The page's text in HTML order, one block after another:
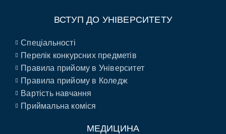
ВСТУП ДО УНІВЕРСИТЕТУ
Спеціальності
Перелік конкурсних предметів
Правила прийому в Університет
Правила прийому в Коледж
Вартість навчання
Приймальна коміся
МЕДИЦИНА